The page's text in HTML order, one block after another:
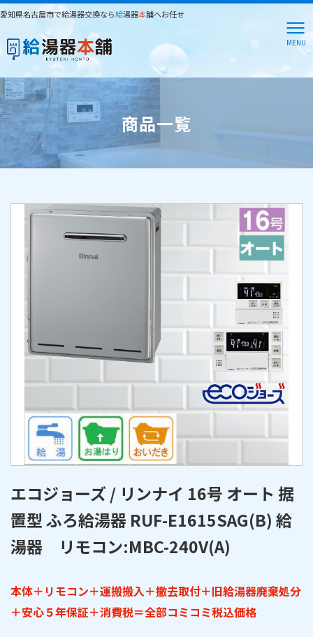
愛知県名古屋市で給湯器交換なら給湯器本舗へお任せ
MENU
商品一覧
エコジョーズ / リンナイ 16号 オート 据
置型 ふろ給湯器 RUF-E1615SAG(B) 給
湯器 リモコン:MBC-240V(A)
本体＋リモコン＋運搬搬入＋撤去取付＋旧給湯器廃棄処分
＋安心５年保証＋消費税＝全部コミコミ税込価格